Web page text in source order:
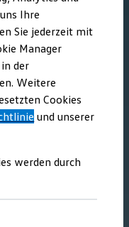
Group
Logistik
Führungsexpertinnen
Ihre
Sie jederzeit mit
Manager
der
Weitere
Cookies
und unserer
werden durch